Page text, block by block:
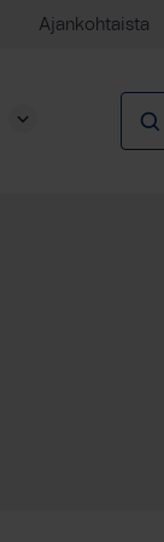
Ajankohtaista